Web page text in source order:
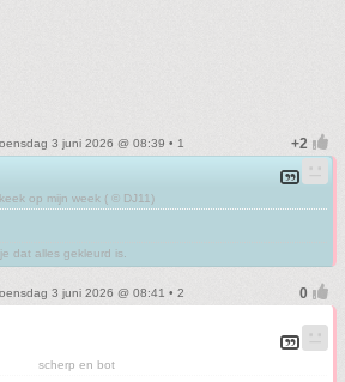
3 juni 2026 @ 08:39 • 1
keek op mijn week ( © DJ11)
dat alles gekleurd is.
3 juni 2026 @ 08:41 • 2
scherp en bot